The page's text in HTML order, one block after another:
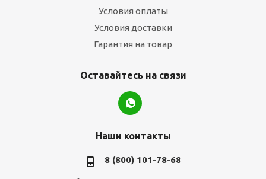
Условия оплаты
Условия доставки
Гарантия на товар
Оставайтесь на связи
Наши контакты
8 (800) 101-78-68